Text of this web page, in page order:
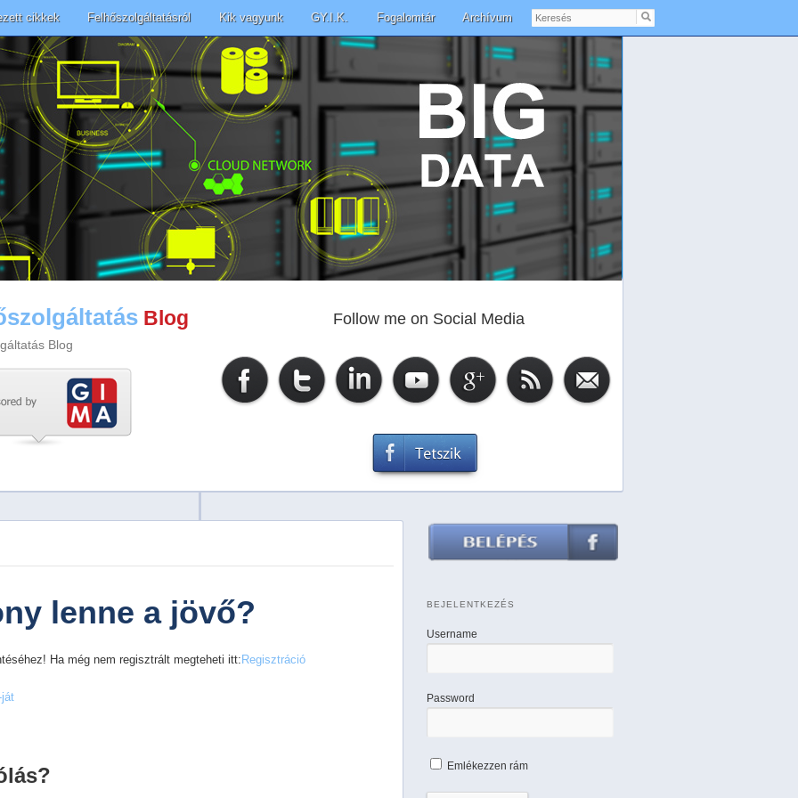
cikkek Felhőszolgáltatásról Kik vagyunk GY.I.K. Fogalomtár Archívum
Keresés
Blog
Blog
Follow me on Social Media
lenne a jövő?
Ha még nem regisztrált megteheti itt:Regisztráció
BEJELENTKEZÉS
Username
Password
Emlékezzen rám